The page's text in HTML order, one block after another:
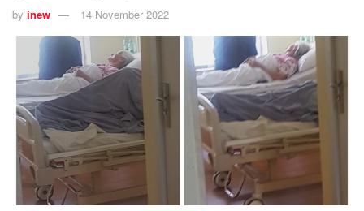
by inew 14 November 2022